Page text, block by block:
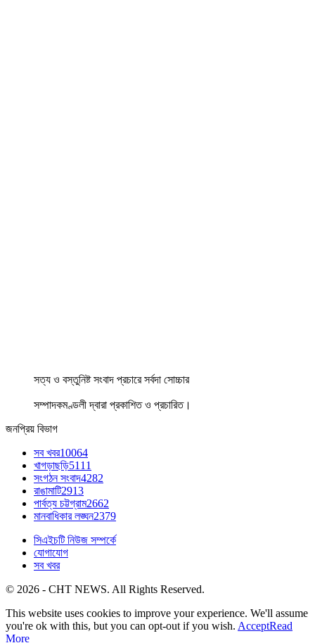
সত্য ও বস্তুনিষ্ট সংবাদ প্রচারে সর্বদা সোচ্চার
সম্পাদকমণ্ডলী দ্বারা প্রকাশিত ও প্রচারিত।
জনপ্রিয় বিভাগ
সব খবর10064
খাগড়াছড়ি5111
সংগঠন সংবাদ4282
রাঙামাটি2913
পার্বত্য চট্টগ্রাম2662
মানবাধিকার লঙ্ঘন2379
সিএইচটি নিউজ সম্পর্কে
যোগাযোগ
সব খবর
© 2026 - CHT NEWS. All Rights Reserved.
This website uses cookies to improve your experience. We'll assume
you're ok with this, but you can opt-out if you wish. AcceptRead
More